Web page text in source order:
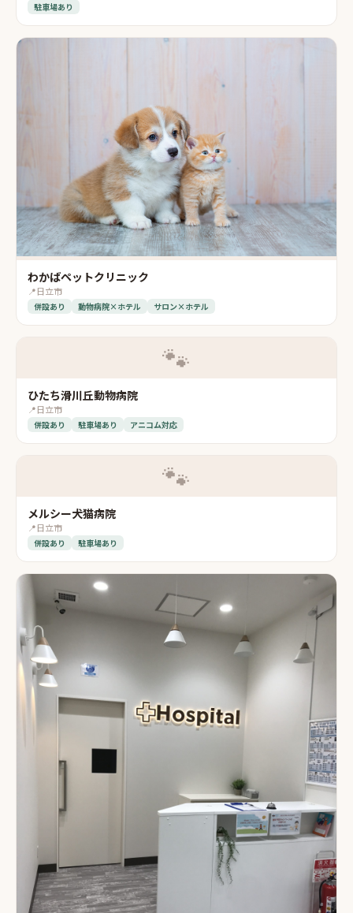
駐車場あり
わかばペットクリニック
📍日立市
併設あり 動物病院×ホテル サロン×ホテル
🐾
ひたち滑川丘動物病院
📍日立市
併設あり 駐車場あり アニコム対応
🐾
メルシー犬猫病院
📍日立市
併設あり 駐車場あり